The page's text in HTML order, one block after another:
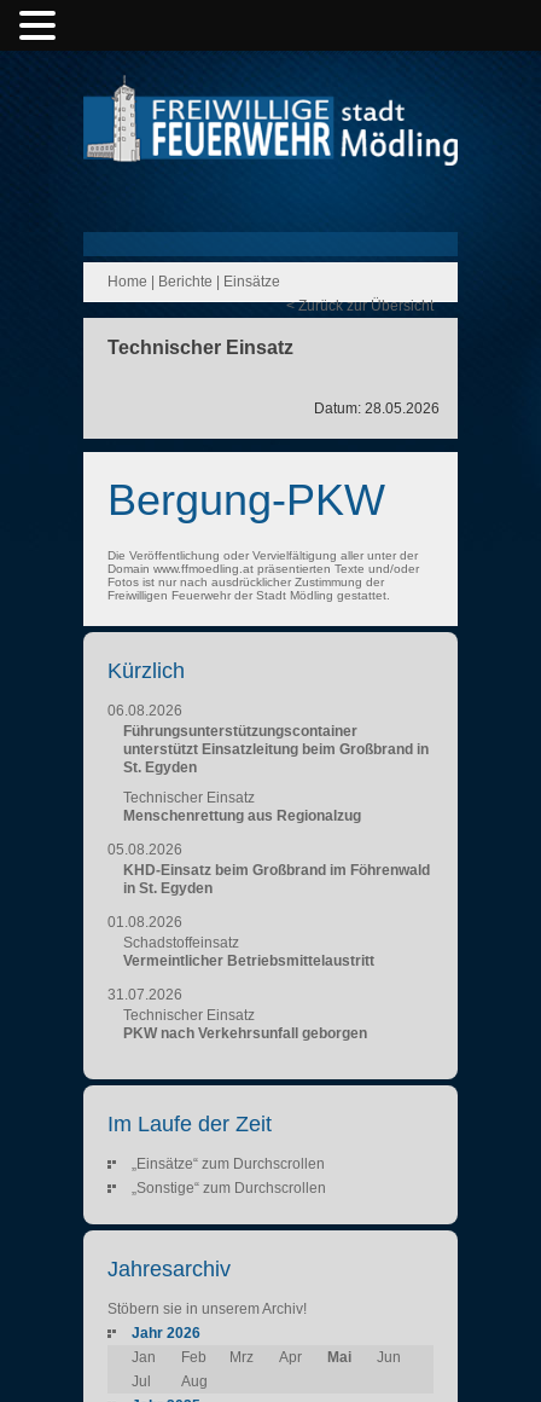
Home Berichte
Einsätze
< Zurück zur Übersicht
Technischer Einsatz
Datum: 28.05.2026
Bergung-PKW
Die Veröffentlichung oder Vervielfältigung aller unter der
Domain www.ffmoedling.at präsentierten Texte und/oder
Fotos ist nur nach ausdrücklicher Zustimmung der
Freiwilligen Feuerwehr der Stadt Mödling gestattet.
Kürzlich
06.08.2026
Führungsunterstützungscontainer
unterstützt Einsatzleitung beim Großbrand in
St. Egyden
Technischer Einsatz
Menschenrettung aus Regionalzug
05.08.2026
KHD-Einsatz beim Großbrand im Föhrenwald
in St. Egyden
01.08.2026
Schadstoffeinsatz
Vermeintlicher Betriebsmittelaustritt
31.07.2026
Technischer Einsatz
PKW nach Verkehrsunfall geborgen
Im Laufe der Zeit
„Einsätze“ zum Durchscrollen
„Sonstige“ zum Durchscrollen
Jahresarchiv
Stöbern sie in unserem Archiv!
Jahr 2026
Jan
Feb Mrz Apr Mai
Jun
Jul
Aug